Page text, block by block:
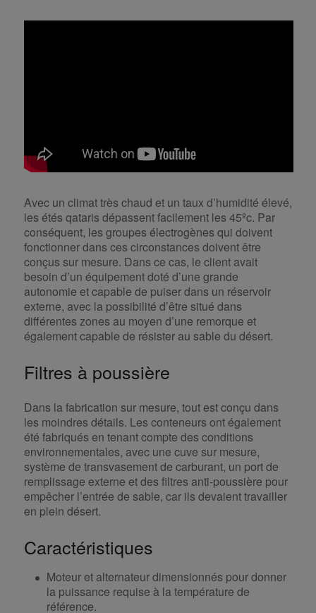
Avec un climat très chaud et un taux d’humidité élevé,
les étés qataris dépassent facilement les 45ºc. Par
conséquent, les groupes électrogènes qui doivent
fonctionner dans ces circonstances doivent être
conçus sur mesure. Dans ce cas, le client avait
besoin d’un équipement doté d’une grande
autonomie et capable de puiser dans un réservoir
externe, avec la possibilité d’être situé dans
différentes zones au moyen d’une remorque et
également capable de résister au sable du désert.
Filtres à poussière
Dans la fabrication sur mesure, tout est conçu dans
les moindres détails. Les conteneurs ont également
été fabriqués en tenant compte des conditions
environnementales, avec une cuve sur mesure,
système de transvasement de carburant, un port de
remplissage externe et des filtres anti-poussière pour
empêcher l’entrée de sable, car ils devaient travailler
en plein désert.
Caractéristiques
Moteur et alternateur dimensionnés pour donner
la puissance requise à la température de
référence.